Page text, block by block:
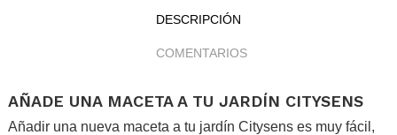
DESCRIPCIÓN
COMENTARIOS
AÑADE UNA MACETA A TU JARDÍN CITYSENS
Añadir una nueva maceta a tu jardín Citysens es muy fácil,